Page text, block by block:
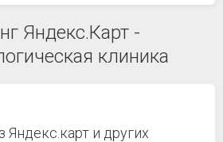
Яндекс.Карт -
клиника
и других